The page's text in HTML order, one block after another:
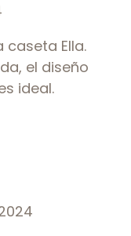
caseta Ella.
el diseño
ideal.